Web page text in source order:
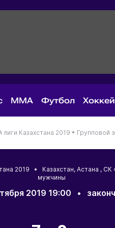
MMA Футбол Хоккей
Казахстана 2019 • Групповой
2019 • Казахстан, Астана , СК
мужчины
2019 19:00 •